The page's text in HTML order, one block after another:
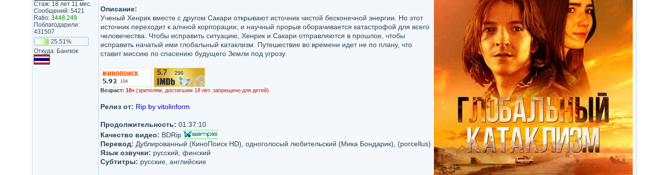
Стаж: 18 лет 11 мес.
Сообщений: 5421
Ratio: 3448.249
Поблагодарили:
431507
25.51%
Откуда: Бангкок
Описание:
Ученый Хенрик вместе с другом Сакари открывают источник чистой бесконечной энергии. Но этот
источник переходит к алчной корпорации, и научный прорыв оборачивается катастрофой для всего
человечества. Чтобы исправить ситуацию, Хенрик и Сакари отправляются в прошлое, чтобы
исправить начатый ими глобальный катаклизм. Путешествие во времени идет не по плану, что
ставит миссию по спасению будущего Земли под угрозу.
5.7 296
Возраст: 18+ (зрителям, достигшим 18 лет. запрещено для детей)
Релиз от: Rip by vitolinform
Продолжительность: 01:37:10
Качество видео: BDRip
Перевод: Дублированный (КиноПоиск HD), одноголосый любительский (Мика Бондарик), (porcellus)
Язык озвучки: русский, финский
Субтитры: русские, английские